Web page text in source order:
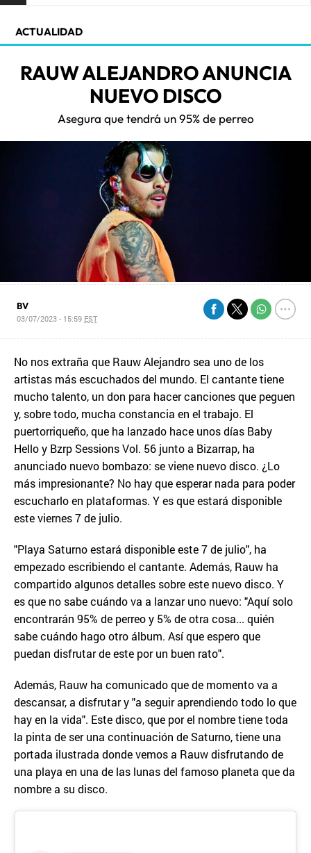
ACTUALIDAD
RAUW ALEJANDRO ANUNCIA
NUEVO DISCO
Asegura que tendrá un 95% de perreo
BV
03/07/2023 - 15:59 EST
No nos extraña que Rauw Alejandro sea uno de los
artistas más escuchados del mundo. El cantante tiene
mucho talento, un don para hacer canciones que peguen
y, sobre todo, mucha constancia en el trabajo. El
puertorriqueño, que ha lanzado hace unos días Baby
Hello y Bzrp Sessions Vol. 56 junto a Bizarrap, ha
anunciado nuevo bombazo: se viene nuevo disco. ¿Lo
más impresionante? No hay que esperar nada para poder
escucharlo en plataformas. Y es que estará disponible
este viernes 7 de julio.
"Playa Saturno estará disponible este 7 de julio", ha
empezado escribiendo el cantante. Además, Rauw ha
compartido algunos detalles sobre este nuevo disco. Y
es que no sabe cuándo va a lanzar uno nuevo: "Aquí solo
encontrarán 95% de perreo y 5% de otra cosa... quién
sabe cuándo hago otro álbum. Así que espero que
puedan disfrutar de este por un buen rato".
Además, Rauw ha comunicado que de momento va a
descansar, a disfrutar y "a seguir aprendiendo todo lo que
hay en la vida". Este disco, que por el nombre tiene toda
la pinta de ser una continuación de Saturno, tiene una
portada ilustrada donde vemos a Rauw disfrutando de
una playa en una de las lunas del famoso planeta que da
nombre a su disco.